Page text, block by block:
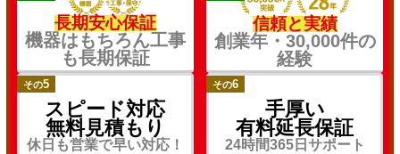
長期安心保証
機器はもちろん工事
も長期保証
信頼と実績
創業年・30,000件の
経験
その5
スピード対応
無料見積もり
休日も営業で早い対応！
その6
手厚い
有料延長保証
24時間365日サポート